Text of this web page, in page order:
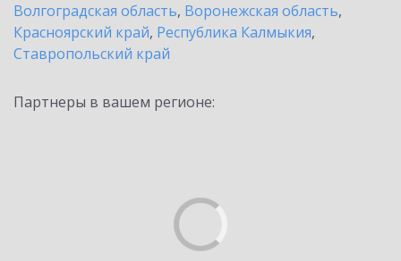
Волгоградская область, Воронежская область,
Красноярский край, Республика Калмыкия,
Ставропольский край
Партнеры в вашем регионе: